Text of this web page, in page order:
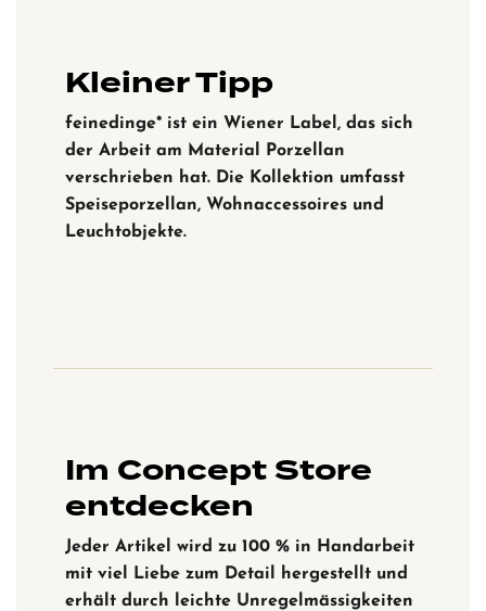
Kleiner Tipp
feinedinge* ist ein Wiener Label, das sich
der Arbeit am Material Porzellan
verschrieben hat. Die Kollektion umfasst
Speiseporzellan, Wohnaccessoires und
Leuchtobjekte.
Im Concept Store
entdecken
Jeder Artikel wird zu 100 % in Handarbeit
mit viel Liebe zum Detail hergestellt und
erhält durch leichte Unregelmässigkeiten